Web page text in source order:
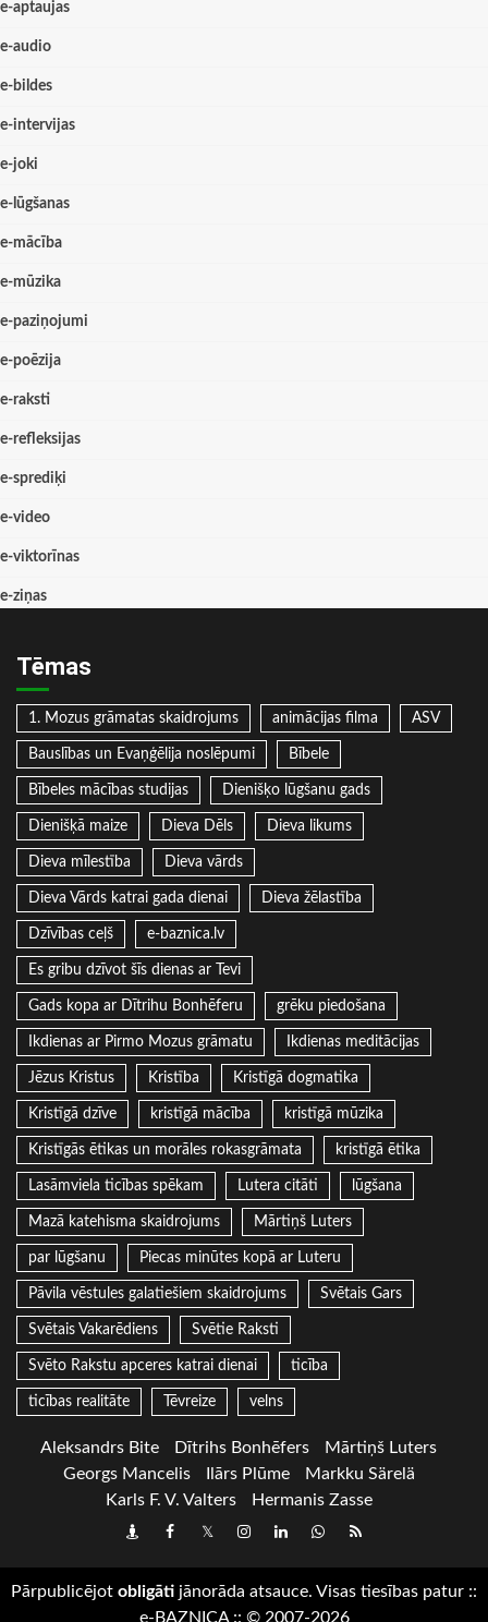
e-aptaujas
e-audio
e-bildes
e-intervijas
e-joki
e-lūgšanas
e-mācība
e-mūzika
e-paziņojumi
e-poēzija
e-raksti
e-refleksijas
e-sprediķi
e-video
e-viktorīnas
e-ziņas
Tēmas
1. Mozus grāmatas skaidrojums animācijas filma ASV
Bauslības un Evaņģēlija noslēpumi Bībele
Bībeles mācības studijas Dienišķo lūgšanu gads
Dienišķā maize Dieva Dēls Dieva likums
Dieva mīlestība Dieva vārds
Dieva Vārds katrai gada dienai Dieva žēlastība
Dzīvības ceļš e-baznica.lv
Es gribu dzīvot šīs dienas ar Tevi
Gads kopa ar Dītrihu Bonhēferu grēku piedošana
Ikdienas ar Pirmo Mozus grāmatu Ikdienas meditācijas
Jēzus Kristus Kristība Kristīgā dogmatika
Kristīgā dzīve kristīgā mācība kristīgā mūzika
Kristīgās ētikas un morāles rokasgrāmata kristīgā ētika
Lasāmviela ticības spēkam Lutera citāti lūgšana
Mazā katehisma skaidrojums Mārtiņš Luters
par lūgšanu Piecas minūtes kopā ar Luteru
Pāvila vēstules galatiešiem skaidrojums Svētais Gars
Svētais Vakarēdiens Svētie Raksti
Svēto Rakstu apceres katrai dienai ticība
ticības realitāte Tēvreize velns
Aleksandrs Bite Dītrihs Bonhēfers
Mārtiņš Luters
Georgs Mancelis
Ilārs Plūme
Markku Särelä
Karls F. V. Valters
Hermanis Zasse
DraugiemFacebook
TwitterInstagram
LinkedInwhatsapp
RSS
Pārpublicējot obligāti jānorāda atsauce. Visas tiesības patur ::
e-BAZNICA:: © 2007-2026